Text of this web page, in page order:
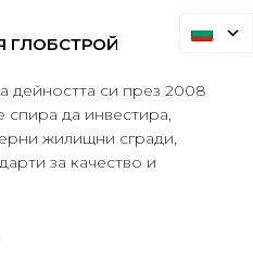
ГЛОБСТРОЙ
дейността си през 2008
спира да инвестира,
жилищни сгради,
за качество и